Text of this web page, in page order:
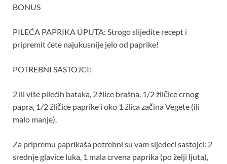
BONUS
PILEĆA PAPRIKA UPUTA: Strogo slijedite recept i
pripremit ćete najukusnije jelo od paprike!
POTREBNI SASTOJCI:
2 ili više pilećih bataka, 2 žlice brašna, 1/2 žličice crnog
papra, 1/2 žličice paprike i oko 1 žlica začina Vegete (ili
malo manje).
Za pripremu paprikaša potrebni su vam sljedeći sastojci: 2
srednje glavice luka, 1 mala crvena paprika (po želji ljuta),